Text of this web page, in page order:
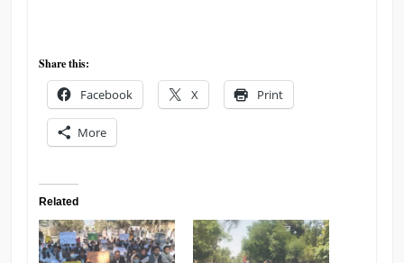
Share this:
Facebook X Print
More
Related